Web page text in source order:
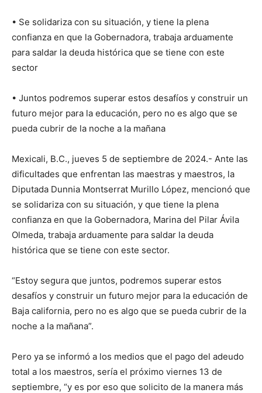
• Se solidariza con su situación, y tiene la plena
confianza en que la Gobernadora, trabaja arduamente
para saldar la deuda histórica que se tiene con este
sector
• Juntos podremos superar estos desafíos y construir un
futuro mejor para la educación, pero no es algo que se
pueda cubrir de la noche a la mañana
Mexicali, B.C., jueves 5 de septiembre de 2024.- Ante las
dificultades que enfrentan las maestras y maestros, la
Diputada Dunnia Montserrat Murillo López, mencionó que
se solidariza con su situación, y que tiene la plena
confianza en que la Gobernadora, Marina del Pilar Ávila
Olmeda, trabaja arduamente para saldar la deuda
histórica que se tiene con este sector.
“Estoy segura que juntos, podremos superar estos
desafíos y construir un futuro mejor para la educación de
Baja california, pero no es algo que se pueda cubrir de la
noche a la mañana”.
Pero ya se informó a los medios que el pago del adeudo
total a los maestros, sería el próximo viernes 13 de
septiembre, “y es por eso que solicito de la manera más